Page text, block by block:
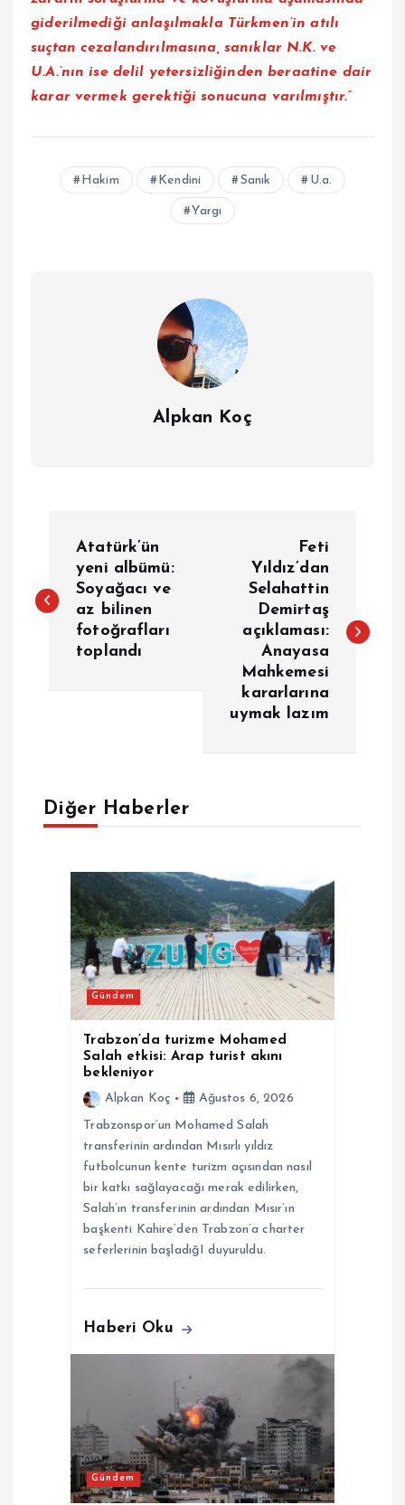
giderilmediği anlaşılmakla Türkmen’in atılı
suçtan cezalandırılmasına, sanıklar N.K. ve
U.A.’nın ise delil yetersizliğinden beraatine dair
karar vermek gerektiği sonucuna varılmıştır.”
Hakim Kendini Sanık U.a.
Yargı
Alpkan Koç
z
z
Atatürk’ün
yeni albümü:
Soyağacı ve
az bilinen
fotoğrafları
toplandı
Feti
Yıldız’dan
Selahattin
Demirtaş
açıklaması:
Anayasa
Mahkemesi
kararlarına
uymak lazım
Diğer Haberler
Gündem
Trabzon’da turizme Mohamed
Salah etkisi: Arap turist akını
bekleniyor
Alpkan Koç
Ağustos 6, 2026
Trabzonspor’un Mohamed Salah
transferinin ardından Mısırlı yıldız
futbolcunun kente turizm açısından nasıl
bir katkı sağlayacağı merak edilirken,
Salah’ın transferinin ardından Mısır’ın
başkenti Kahire’den Trabzon’a charter
seferlerinin başladığI duyuruldu.
Haberi Oku
Gündem